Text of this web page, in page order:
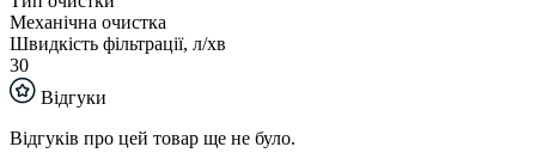
Механічна очистка
Швидкість фільтрації, л/хв
30
Відгуки
Відгуків про цей товар ще не було.